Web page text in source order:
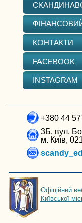
КОНТАКТИ
FACEBOOK
INSTAGRAM
+380 44
3Б, вул.
м. Київ,
Офіційний
Київської